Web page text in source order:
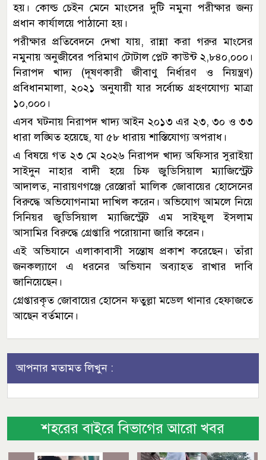
হয়। কোল্ড চেইন মেনে মাংসের দুটি নমুনা পরীক্ষার জন্য
প্রধান কার্যালয়ে পাঠানো হয়।
পরীক্ষার প্রতিবেদনে দেখা যায়, রান্না করা গরুর মাংসের
নমুনায় অনুজীবের পরিমাণ টোটাল প্লেট কাউন্ট ২,৮৪০,০০০।
নিরাপদ খাদ্য (দূষণকারী জীবাণু নির্ধারণ ও নিয়ন্ত্রণ)
প্রবিধানমালা, ২০২১ অনুযায়ী যার সর্বোচ্চ গ্রহণযোগ্য মাত্রা
১০,০০০।
এসব ঘটনায় নিরাপদ খাদ্য আইন ২০১৩ এর ২৩, ৩০ ও ৩৩
ধারা লঙ্ঘিত হয়েছে, যা ৫৮ ধারায় শাস্তিযোগ্য অপরাধ।
এ বিষয়ে গত ২৩ মে ২০২৬ নিরাপদ খাদ্য অফিসার সুরাইয়া
সাইদুন নাহার বাদী হয়ে চিফ জুডিসিয়াল ম্যাজিস্ট্রেট
আদালত, নারায়ণগঞ্জে রেস্তোরাঁ মালিক জোবায়ের হোসেনের
বিরুদ্ধে অভিযোগনামা দাখিল করেন। অভিযোগ আমলে নিয়ে
সিনিয়র জুডিসিয়াল ম্যাজিস্ট্রেট এম সাইফুল ইসলাম
আসামির বিরুদ্ধে গ্রেপ্তারি পরোয়ানা জারি করেন।
এই অভিযানে এলাকাবাসী সন্তোষ প্রকাশ করেছেন। তাঁরা
জনকল্যাণে এ ধরনের অভিযান অব্যাহত রাখার দাবি
জানিয়েছেন।
গ্রেপ্তারকৃত জোবায়ের হোসেন ফতুল্লা মডেল থানার হেফাজতে
আছেন বর্তমানে।
আপনার মতামত লিখুন :
শহরের বাইরে বিভাগের আরো খবর